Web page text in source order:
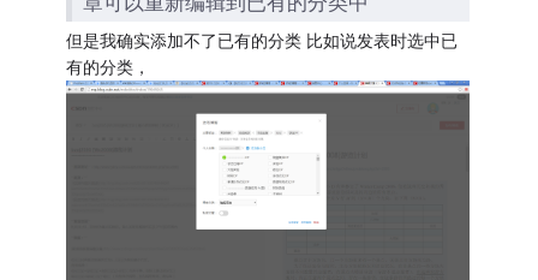
但是我确实添加不了已有的分类 比如说发表时选中已
有的分类，